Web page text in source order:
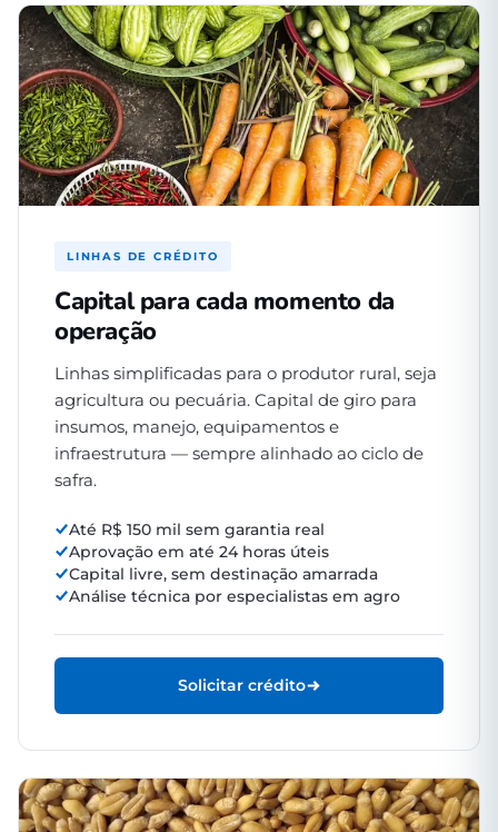
LINHAS DE CRÉDITO
Capital para cada momento da
operação
Linhas simplificadas para o produtor rural, seja
agricultura ou pecuária. Capital de giro para
insumos, manejo, equipamentos e
infraestrutura — sempre alinhado ao ciclo de
safra.
Até R$ 150 mil sem garantia real
Aprovação em até 24 horas úteis
Capital livre, sem destinação amarrada
Análise técnica por especialistas em agro
Solicitar crédito